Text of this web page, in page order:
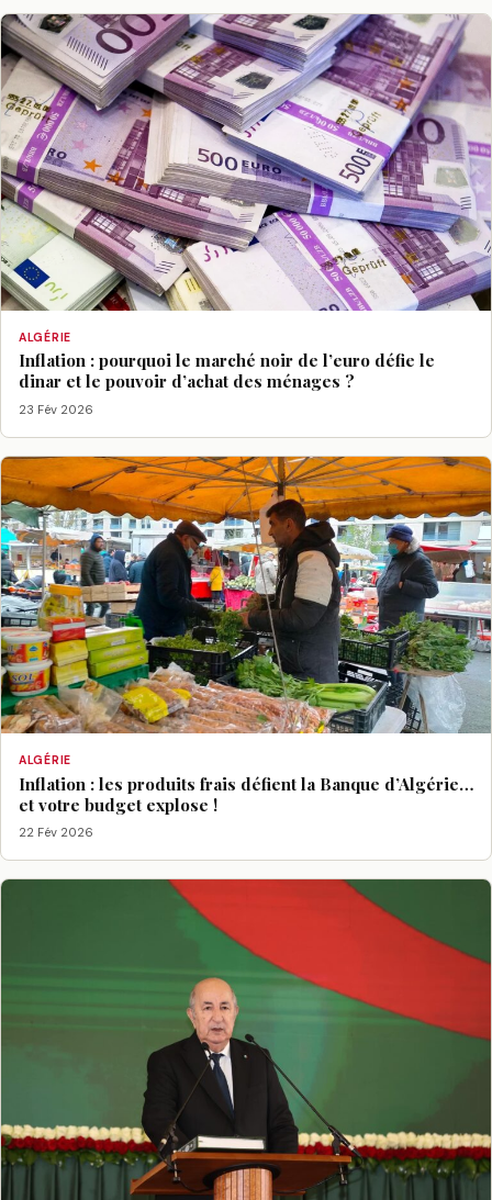
ALGÉRIE
Inflation : pourquoi le marché noir de l’euro défie le
dinar et le pouvoir d’achat des ménages ?
23 Fév 2026
ALGÉRIE
Inflation : les produits frais défient la Banque d’Algérie…
et votre budget explose !
22 Fév 2026